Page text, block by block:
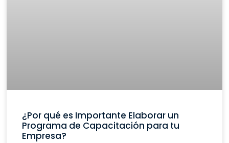
¿Por qué es Importante Elaborar un
Programa de Capacitación para tu
Empresa?